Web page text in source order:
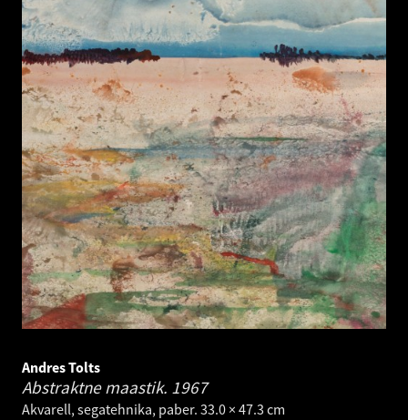
Andres Tolts
Abstraktne maastik. 1967
Akvarell, segatehnika, paber. 33.0 × 47.3 cm